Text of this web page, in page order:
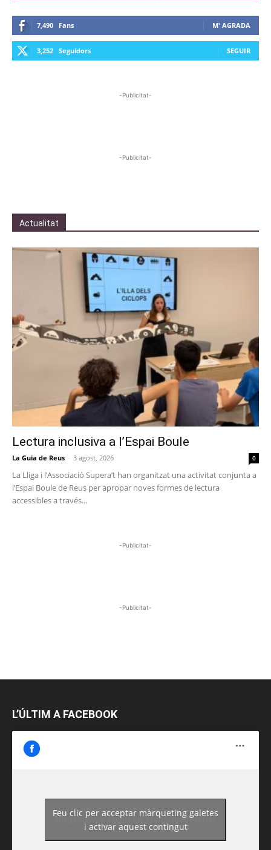
7,490 Fans M' AGRADA
3,252 Seguidors SEGUIR
-Publicitat-
-Publicitat-
Actualitat
Lectura inclusiva a l’Espai Boule
La Guia de Reus - 3 agost, 2026 0
La Lliga i l’Associació Supera’t han organitzat una activitat conjunta a
l’Espai Boule de Reus per apropar noves formes de lectura
accessibles a través...
-Publicitat-
-Publicitat-
L’ÚLTIM A FACEBOOK
https://www.facebook.com/guiadereus/
Feu clic per acceptar màrqueting galetes
i activar aquest contingut